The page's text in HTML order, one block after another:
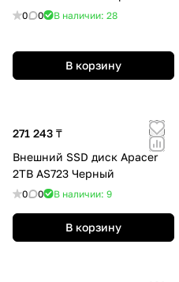
0 0 В наличии: 28
В корзину
271 243 ₸
Внешний SSD диск Apacer
2TB AS723 Черный
0 0 В наличии: 9
В корзину